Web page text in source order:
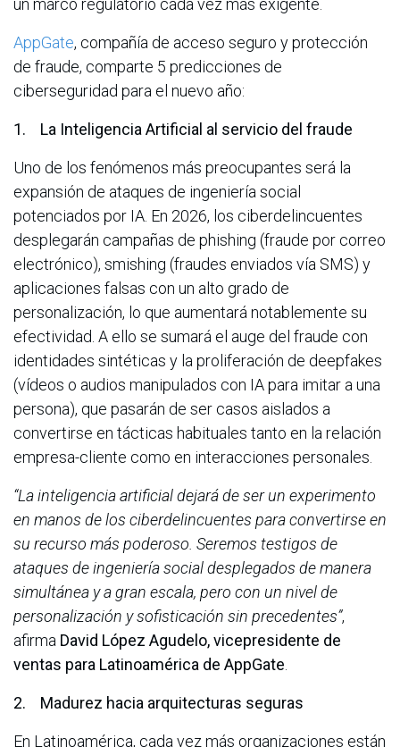
un marco regulatorio cada vez más exigente.
AppGate, compañía de acceso seguro y protección
de fraude, comparte 5 predicciones de
ciberseguridad para el nuevo año:
1. La Inteligencia Artificial al servicio del fraude
Uno de los fenómenos más preocupantes será la
expansión de ataques de ingeniería social
potenciados por IA. En 2026, los ciberdelincuentes
desplegarán campañas de phishing (fraude por correo
electrónico), smishing (fraudes enviados vía SMS) y
aplicaciones falsas con un alto grado de
personalización, lo que aumentará notablemente su
efectividad. A ello se sumará el auge del fraude con
identidades sintéticas y la proliferación de deepfakes
(vídeos o audios manipulados con IA para imitar a una
persona), que pasarán de ser casos aislados a
convertirse en tácticas habituales tanto en la relación
empresa-cliente como en interacciones personales.
“La inteligencia artificial dejará de ser un experimento
en manos de los ciberdelincuentes para convertirse en
su recurso más poderoso. Seremos testigos de
ataques de ingeniería social desplegados de manera
simultánea y a gran escala, pero con un nivel de
personalización y sofisticación sin precedentes”,
afirma David López Agudelo, vicepresidente de
ventas para Latinoamérica de AppGate.
2. Madurez hacia arquitecturas seguras
En Latinoamérica, cada vez más organizaciones están